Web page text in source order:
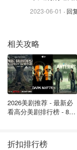
2023-06-01 · 回
相关攻略
2026美剧推荐 - 最新必
看高分美剧排行榜 - 8月
折扣排行榜